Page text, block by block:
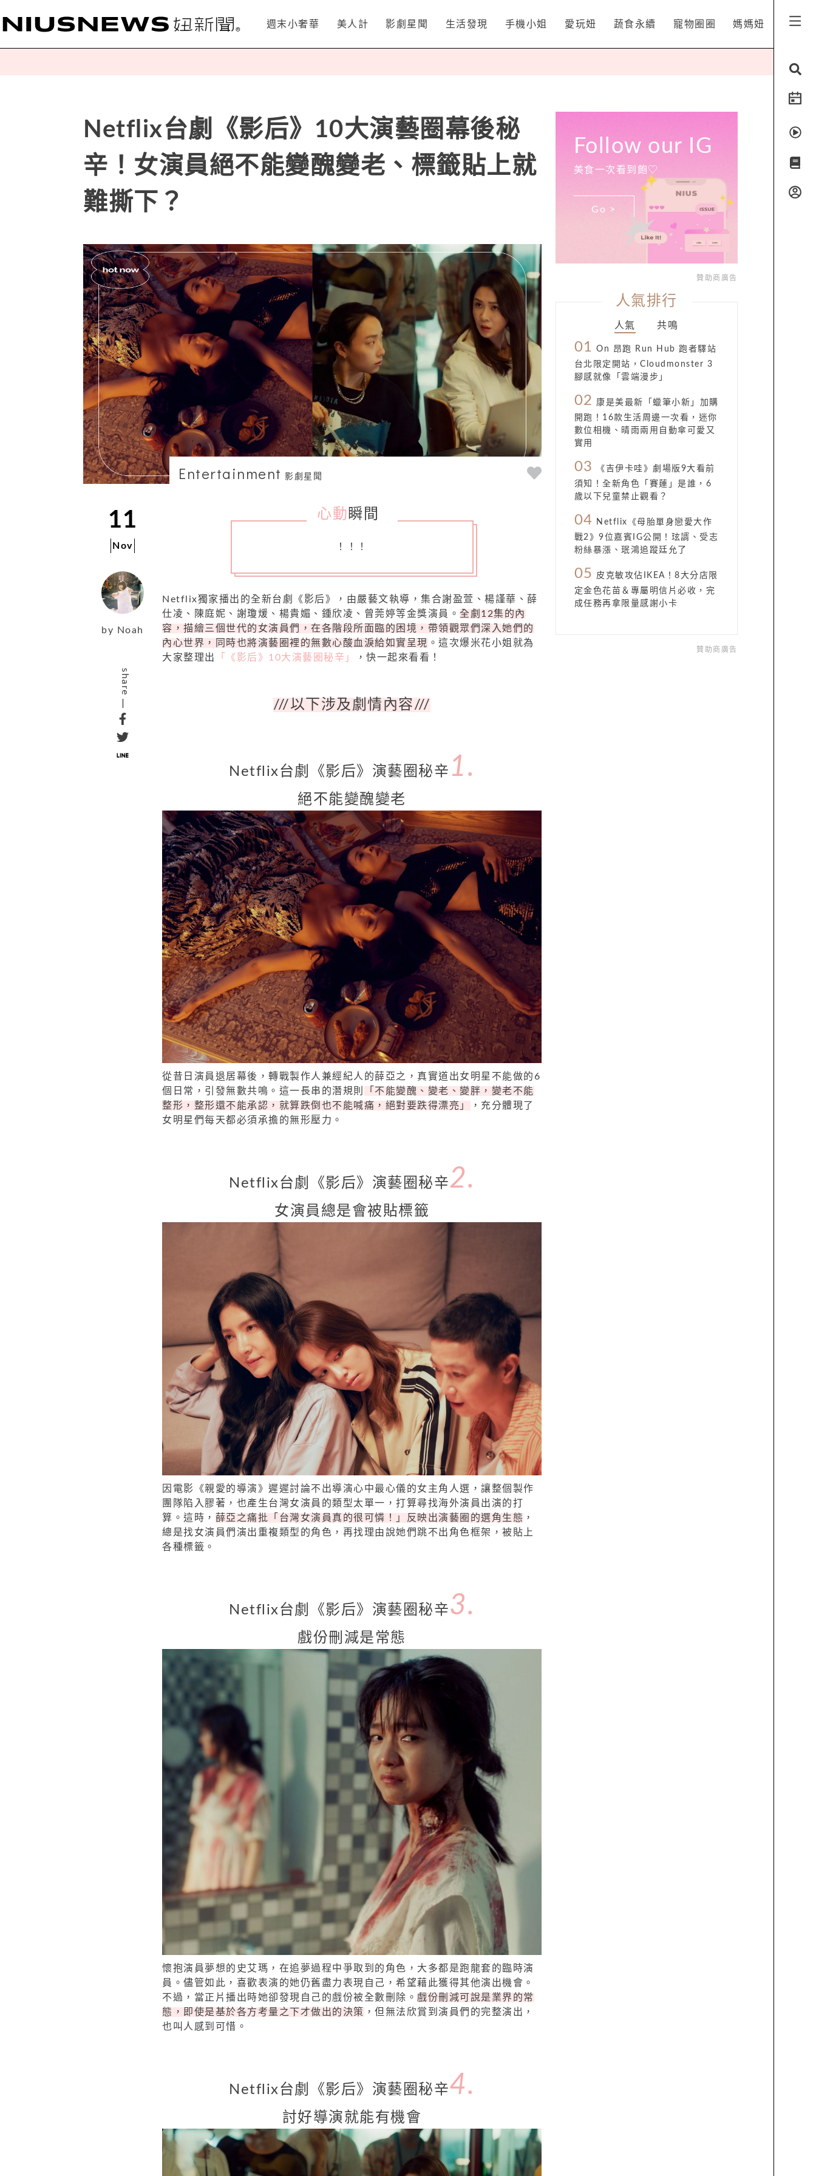
週末小奢華 美人計 影劇星聞 生活發現 手機小姐 愛玩妞 蔬食永續 寵物圈圈 媽媽妞
Netflix台劇《影后》10大演藝圈幕後秘
辛！女演員絕不能變醜變老、標籤貼上就
難撕下？
Entertainment 影劇星聞
11
Nov
by Noah
share
心動 瞬間
！！！
Netflix獨家播出的全新台劇《影后》，由嚴藝文執導，集合謝盈萱、楊謹華、薛
仕凌、陳庭妮、謝瓊煖、楊貴媚、鍾欣凌、曾莞婷等金獎演員。 全劇12集的內
容，描繪三個世代的女演員們，在各階段所面臨的困境，帶領觀眾們深入她們的
內心世界，同時也將演藝圈裡的無數心酸血淚給如實呈現 。這次爆米花小姐就為
大家整理出
「《影后》10大演藝圈秘辛」 ，快一起來看看！
///以下涉及劇情內容///
Netflix台劇《影后》演藝圈秘辛 1.
絕不能變醜變老
從昔日演員退居幕後，轉戰製作人兼經紀人的薛亞之，真實道出女明星不能做的6
個日常，引發無數共鳴。這一長串的潛規則
「不能變醜、變老、變胖，變老不能
整形，整形還不能承認，就算跌倒也不能喊痛，絕對要跌得漂亮」
，充分體現了
女明星們每天都必須承擔的無形壓力。
Netflix台劇《影后》演藝圈秘辛2.
女演員總是會被貼標籤
因電影《親愛的導演》遲遲討論不出導演心中最心儀的女主角人選，讓整個製作
團隊陷入膠著，也產生台灣女演員的類型太單一，打算尋找海外演員出演的打
算。這時， 薛亞之痛批「台灣女演員真的很可憐！」反映出演藝圈的選角生態 ，
總是找女演員們演出重複類型的角色，再找理由說她們跳不出角色框架，被貼上
各種標籤。
Netflix台劇《影后》演藝圈秘辛3.
戲份刪減是常態
懷抱演員夢想的史艾瑪，在追夢過程中爭取到的角色，大多都是跑龍套的臨時演
員。儘管如此，喜歡表演的她仍舊盡力表現自己，希望藉此獲得其他演出機會。
不過，當正片播出時她卻發現自己的戲份被全數刪除。 戲份刪減可說是業界的常
態，即使是基於各方考量之下才做出的決策 ，但無法欣賞到演員們的完整演出，
也叫人感到可惜。
Netflix台劇《影后》演藝圈秘辛4.
討好導演就能有機會
Follow our IG
美食一次看到飽♡
Go >
贊助商廣告
人氣排行
人氣 共鳴
01 On 昂跑 Run Hub 跑者驛站
台北限定開站，Cloudmonster 3
腳感就像「雲端漫步」
02
康是美最新「蠟筆小新」加購
開跑！16款生活周邊一次看，迷你
數位相機、晴雨兩用自動傘可愛又
實用
03
《吉伊卡哇》劇場版9大看前
須知！全新角色「賽蓮」是誰，6
歲以下兒童禁止觀看？
04
Netflix《母胎單身戀愛大作
戰2》9位嘉賓IG公開！玹諝、受志
粉絲暴漲、珉鴻追蹤廷允了
05
皮克敏攻佔IKEA！8大分店限
定金色花苗＆專屬明信片必收，完
成任務再拿限量感謝小卡
贊助商廣告